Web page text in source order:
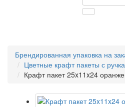
Брендированная упаковка на
Цветные крафт пакеты с
Крафт пакет 25x11x24